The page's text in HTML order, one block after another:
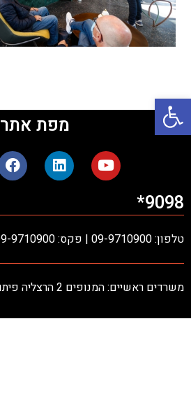
פתח סרגל נגישות
מפת אתר
9098*
טלפון: 09-9710900 | פקס: 09-9710900
משרדים ראשיים: המנופים 2 הרצליה פיתוח 4672653